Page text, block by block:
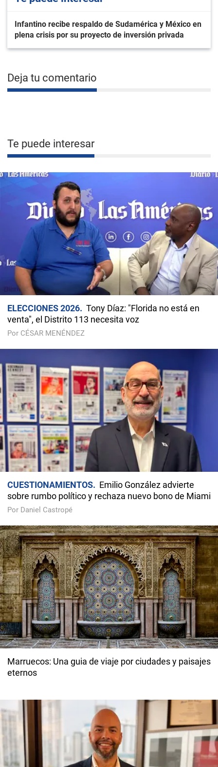
Infantino recibe respaldo de Sudamérica y México en
plena crisis por su proyecto de inversión privada
Deja tu comentario
Te puede interesar
ELECCIONES 2026
Tony Díaz: "Florida no está en
venta", el Distrito 113 necesita voz
Por CÉSAR MENÉNDEZ
CUESTIONAMIENTOS
Emilio González advierte
sobre rumbo político y rechaza nuevo bono de Miami
Por Daniel Castropé
Marruecos: Una guia de viaje por ciudades y paisajes
eternos